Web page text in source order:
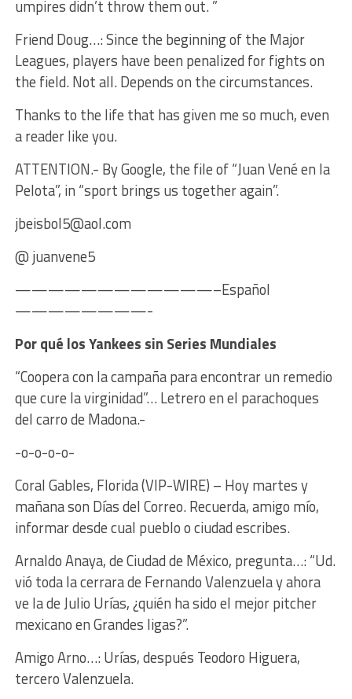
umpires didn’t throw them out. ”
Friend Doug…: Since the beginning of the Major
Leagues, players have been penalized for fights on
the field. Not all. Depends on the circumstances.
Thanks to the life that has given me so much, even
a reader like you.
ATTENTION.- By Google, the file of “Juan Vené en la
Pelota”, in “sport brings us together again”.
jbeisbol5@aol.com
@ juanvene5
————————————–Español
————————-
Por qué los Yankees sin Series Mundiales
“Coopera con la campaña para encontrar un remedio
que cure la virginidad”… Letrero en el parachoques
del carro de Madona.-
-o-o-o-o-
Coral Gables, Florida (VIP-WIRE) – Hoy martes y
mañana son Días del Correo. Recuerda, amigo mío,
informar desde cual pueblo o ciudad escribes.
Arnaldo Anaya, de Ciudad de México, pregunta…: “Ud.
vió toda la cerrara de Fernando Valenzuela y ahora
ve la de Julio Urías, ¿quién ha sido el mejor pitcher
mexicano en Grandes ligas?”.
Amigo Arno…: Urías, después Teodoro Higuera,
tercero Valenzuela.